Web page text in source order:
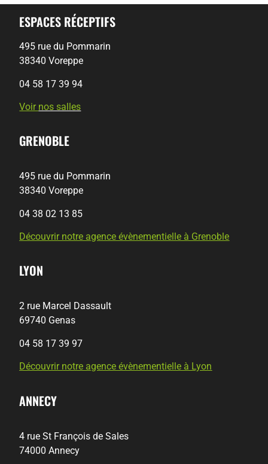
ESPACES RÉCEPTIFS
495 rue du Pommarin
38340 Voreppe
04 58 17 39 94
Voir nos salles
GRENOBLE
495 rue du Pommarin
38340 Voreppe
04 38 02 13 85
Découvrir notre agence évènementielle à Grenoble
LYON
2 rue Marcel Dassault
69740 Genas
04 58 17 39 97
Découvrir notre agence évènementielle à Lyon
ANNECY
4 rue St François de Sales
74000 Annecy